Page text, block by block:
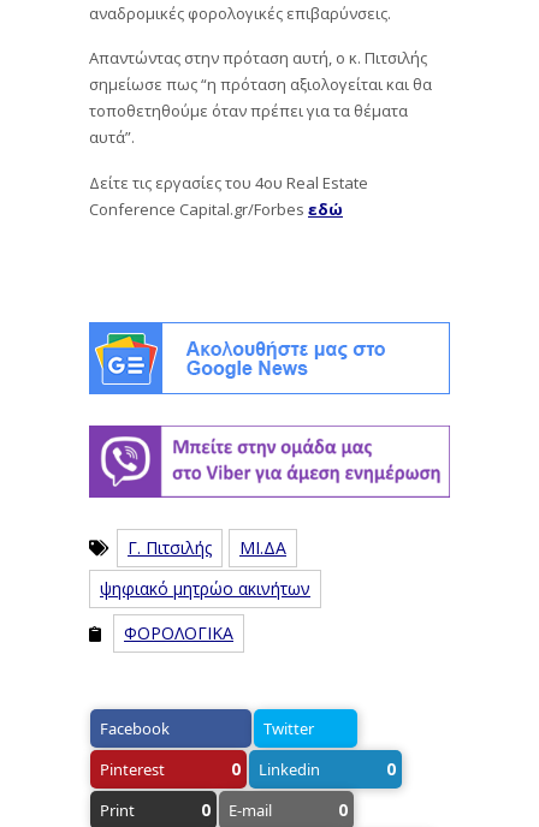
αναδρομικές φορολογικές επιβαρύνσεις.
Απαντώντας στην πρόταση αυτή, ο κ. Πιτσιλής
σημείωσε πως “η πρόταση αξιολογείται και θα
τοποθετηθούμε όταν πρέπει για τα θέματα
αυτά”.
Δείτε τις εργασίες του 4ου Real Estate
Conference Capital.gr/Forbes εδώ
Γ. Πιτσιλής
ΜΙ.ΔΑ
ψηφιακό μητρώο ακινήτων
ΦΟΡΟΛΟΓΙΚΑ
Facebook
Twitter
Pinterest
0 Linkedin 0
Print 0 E-mail 0